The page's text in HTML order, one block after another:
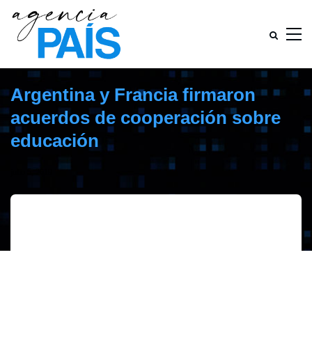
Argentina y Francia firmaron
acuerdos de cooperación sobre
educación